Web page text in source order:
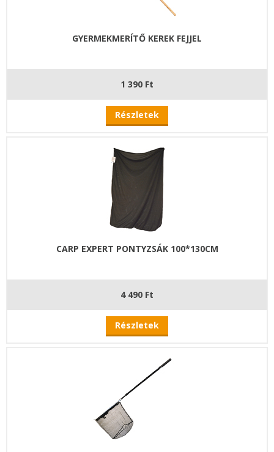
GYERMEKMERÍTŐ KEREK FEJJEL
1 390 Ft
Részletek
CARP EXPERT PONTYZSÁK 100*130CM
4 490 Ft
Részletek